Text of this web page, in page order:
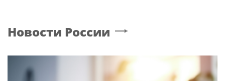
Новости России